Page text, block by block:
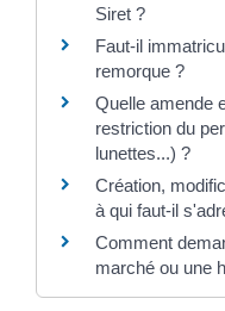
Siret ?
Faut-il
remorque ?
Quelle amende
restriction du
lunettes...) ?
Création,
à qui faut-il
Comment
marché ou une